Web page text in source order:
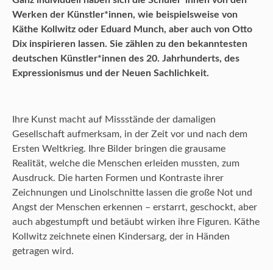
Werken der Künstler*innen, wie beispielsweise von
Käthe Kollwitz oder Eduard
Munch, aber auch von Otto
Dix inspirieren lassen. Sie zählen zu den bekanntesten
deutschen Künstler*innen des 20. Jahrhunderts, des
Expressionismus und der Neuen Sachlichkeit.
Ihre Kunst macht auf Missstände der damaligen
Gesellschaft aufmerksam, in der Zeit vor und nach dem
Ersten Weltkrieg. Ihre Bilder bringen die grausame
Realität, welche die Menschen erleiden mussten, zum
Ausdruck. Die harten Formen und Kontraste ihrer
Zeichnungen und Linolschnitte lassen die große Not und
Angst der Menschen erkennen – erstarrt, geschockt, aber
auch abgestumpft und betäubt wirken ihre Figuren. Käthe
Kollwitz zeichnete einen Kindersarg, der in Händen
getragen wird.